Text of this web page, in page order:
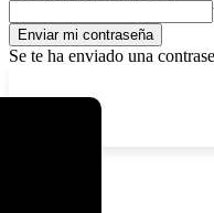
Se te ha enviado una